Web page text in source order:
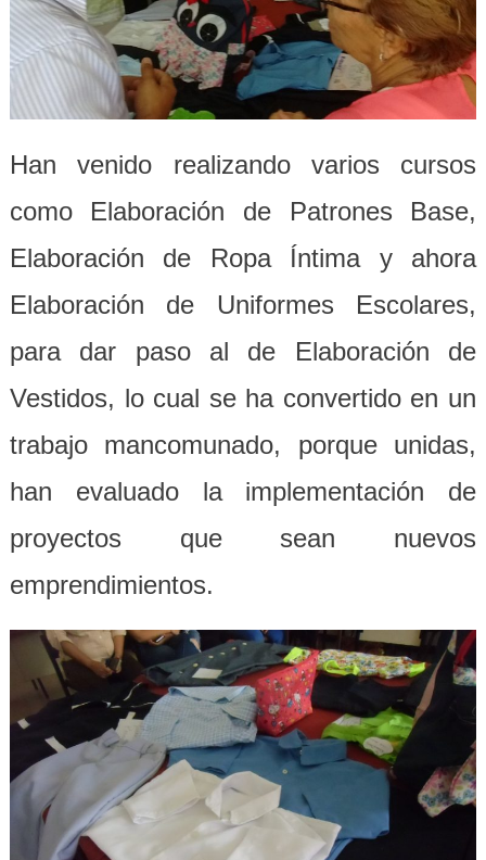
Han venido realizando varios cursos
como Elaboración de Patrones Base,
Elaboración de Ropa Íntima y ahora
Elaboración de Uniformes Escolares,
para dar paso al de Elaboración de
Vestidos, lo cual se ha convertido en un
trabajo mancomunado, porque unidas,
han evaluado la implementación de
proyectos que sean nuevos
emprendimientos.